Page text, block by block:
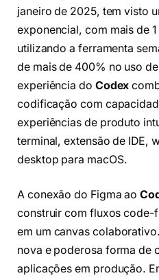
janeiro de 2025, tem visto
exponencial, com mais de
utilizando a ferramenta
de mais de 400% no uso
experiência do Codex
codificação com
experiências de produto
terminal, extensão de IDE,
desktop para macOS.
A conexão do Figma ao
construir com fluxos code-
em um canvas
nova e poderosa forma de
aplicações em produção.